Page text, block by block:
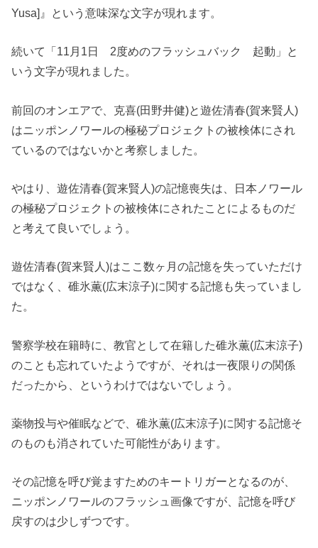
Yusa]』という意味深な文字が現れます。
続いて「11月1日 2度めのフラッシュバック 起動」と
いう文字が現れました。
前回のオンエアで、克喜(田野井健)と遊佐清春(賀来賢人)
はニッポンノワールの極秘プロジェクトの被検体にされ
ているのではないかと考察しました。
やはり、遊佐清春(賀来賢人)の記憶喪失は、日本ノワール
の極秘プロジェクトの被検体にされたことによるものだ
と考えて良いでしょう。
遊佐清春(賀来賢人)はここ数ヶ月の記憶を失っていただけ
ではなく、碓氷薫(広末涼子)に関する記憶も失っていまし
た。
警察学校在籍時に、教官として在籍した碓氷薫(広末涼子)
のことも忘れていたようですが、それは一夜限りの関係
だったから、というわけではないでしょう。
薬物投与や催眠などで、碓氷薫(広末涼子)に関する記憶そ
のものも消されていた可能性があります。
その記憶を呼び覚ますためのキートリガーとなるのが、
ニッポンノワールのフラッシュ画像ですが、記憶を呼び
戻すのは少しずつです。